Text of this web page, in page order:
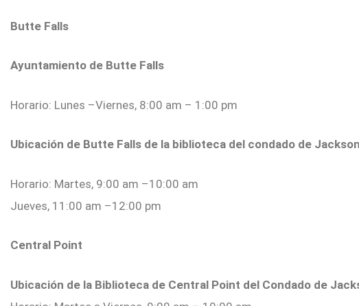
Butte Falls
Ayuntamiento de Butte Falls
Horario: Lunes –Viernes, 8:00 am – 1:00 pm
Ubicación de Butte Falls de la biblioteca del condado de Jackson
Horario: Martes, 9:00 am –10:00 am
Jueves, 11:00 am –12:00 pm
Central Point
Ubicación de la Biblioteca de Central Point del Condado de